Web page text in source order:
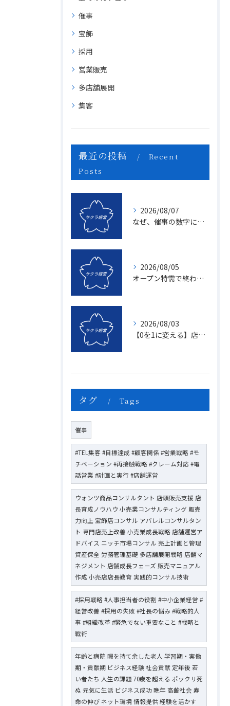
催事
宝飾
採用
営業販売
多店舗展開
集客
最近の投稿
Recent
Posts
2026/08/07
なぜ、催事の数字に「ムラ」が出るのか？1億を3億にする「3つの計画表」の秘密
2026/08/05
オープン特需で終わる店、成長し続ける店の決定的な違いとは？〜新規名簿開拓の２つの方法〜
2026/08/03
【0を1に変える】店頭販売のマンネリを打破する「上司のたった一つの行動」とは？
タグ Tags
催事
#TEL集客 #目標達成 #顧客関係 #営業戦略 #モ
チベーション #再接触戦略 #クレーム対応 #電
話営業 #計画と実行 #店舗運営
ウォンツ商品コンサルタント 店頭販売支援 店
長育成ノウハウ 小売業コンサルティング 販売
力向上 宝飾店コンサル アパレルコンサルタン
ト 専門店売上改善 小売業成長戦略 店舗運営ア
ドバイス ニッチ市場コンサル 売上計画と管理
資産保全 労務管理基礎 多店舗展開戦略 店舗マ
ネジメント 店舗成長フェーズ 販売マニュアル
作成 小売店店長教育 実践的コンサル技術
#採用戦略 #人事担当者の役割 #中小企業経営 #
経営改善 #採用の失敗 #社長の悩み #戦略的人
事 #組織改革 #緊急でない重要なこと #戦略と
戦術
年齢と病院 暇を持て余した老人 学習期・実働
期・貢献期 ビジネス経験 社会貢献 定年後 若
い者たち 人生の課題 70歳を超える ポックリ死
ぬ 元気に生活 ビジネス成功 晩年 高齢社会 寿
命の伸び ネット環境 情報提供 経験を活かす